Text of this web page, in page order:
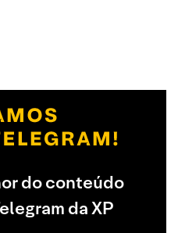
do conteúdo
da XP